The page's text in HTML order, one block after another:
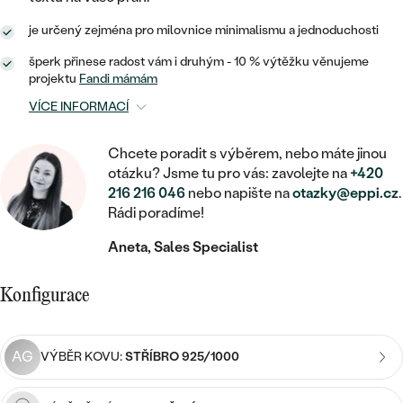
RUČNĚ RYTÉ
SVATEBNÍ SETY
DLE CENY
CENOVĚ DOSTUPNÉ
LUXUSNÍ
ZAČÍT S LAB-GROWN DIAMANTEM
ZAČÍT S BAREVNÝM DIAMANTEM
DIAMANT
LAB-GROWN DIAMANT
MOISSANIT
BAREVNÝ DIAMANT
ČERNÝ DIAMANT
SALT AND PEPPER DIAMANT
DĚTSKÉ ŠPERKY
BROŽE
DOPLŇKY
DLE MATERIÁLU
ZLATO
PLATINA
DLE KAMENE
S DIAMANTY
PIERCING
DLE KAMENE
S DIAMANTY
S DRAHOKAMY
S PERLAMI
DLE CENY
CENOVĚ DOSTUPNÉ
LUXUSNÍ
MEDAILONKY
ŘETÍZKY
VE TVARU SRDCE
SE ZVÍŘATY
DLE DRAHOKAMU
S DIAMANTY
S DRAHOKAMY
S PERLAMI
DLE CENY
PEČETNÍ
DLE DRAHOKAMU
S DIAMANTY
DLE CENY
je určený zejména pro milovnice minimalismu a jednoduchosti
šperk přinese radost vám i druhým - 10 % výtěžku věnujeme
projektu Fandi mámám
VÍCE INFORMACÍ
Chcete poradit s výběrem, nebo máte jinou
otázku? Jsme tu pro vás: zavolejte na+420
216 216 046 nebo napište naotazky@eppi.cz.
Rádi poradíme!
Aneta, Sales Specialist
Konfigurace
AG VÝBĚR KOVU:STŘÍBRO 925/1000